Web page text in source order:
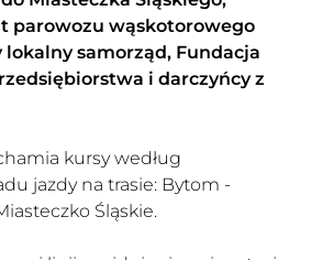
parowozu wąskotorowego
lokalny samorząd, Fundacja
i darczyńcy z
kursy według
jazdy na trasie: Bytom -
Śląskie.